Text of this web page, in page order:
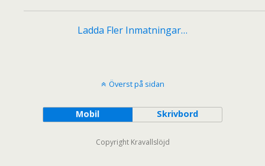
Ladda Fler Inmatningar…
Överst på sidan
Mobil Skrivbord
Copyright Kravallslöjd